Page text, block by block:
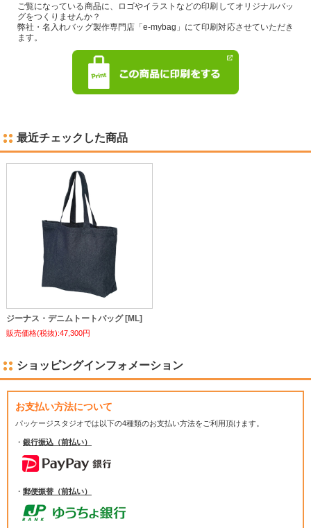
ご覧になっている商品に、ロゴやイラストなどの印刷してオリジナルバッ
グをつくりませんか？
弊社・名入れバッグ製作専門店「e-mybag」にて印刷対応させていただき
ます。
最近チェックした商品
ジーナス・デニムトートバッグ [ML]
販売価格(税抜):47,300円
ショッピングインフォメーション
お支払い方法について
パッケージスタジオでは以下の4種類のお支払い方法をご利用頂けます。
・ 銀行振込（前払い）
・ 郵便振替（前払い）